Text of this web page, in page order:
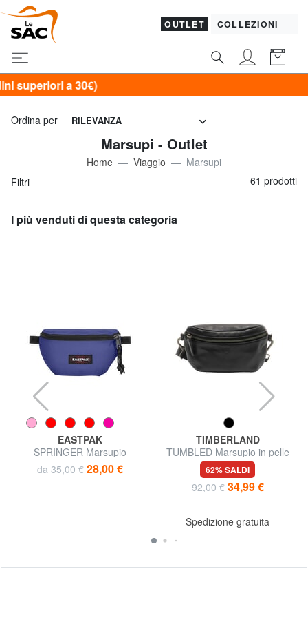
OUTLET COLLEZIONI
Ordina per RILEVANZA
Marsupi - Outlet
Home Viaggio
Marsupi
Filtri
61 prodotti
I più venduti di questa categoria
EASTPAK
SPRINGER Marsupio
da 35,00 € 28,00 €
TIMBERLAND
TUMBLED Marsupio in pelle
62% SALDI
92,00 € 34,99 €
Spedizione gratuita